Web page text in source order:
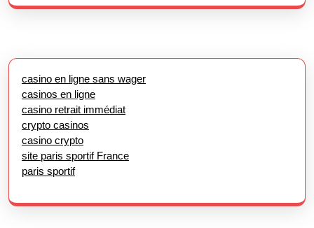
casino en ligne sans wager
casinos en ligne
casino retrait immédiat
crypto casinos
casino crypto
site paris sportif France
paris sportif